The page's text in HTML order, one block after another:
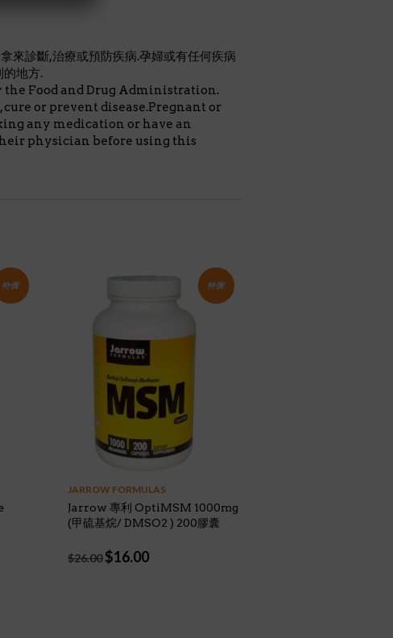
來診斷,治療或預防疾病.孕婦或有任何疾病
的地方.
the Food and Drug Administration.
or prevent disease.Pregnant or
any medication or have an
physician before using this
特價! 特價!
JARROW FORMULAS
Jarrow 專利 OptiMSM 1000mg
(甲硫基烷/ DMSO2 ) 200膠囊
$26.00 Original
$16.00Current